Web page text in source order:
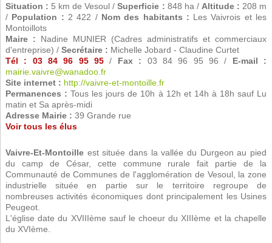
Situation : 5 km de Vesoul /Superficie : 848 ha / Altitude : 208 m
/ Population : 2 422 / Nom des habitants : Les Vaivrois et les
Montoillots
Maire : Nadine MUNIER (Cadres administratifs et commerciaux
d'entreprise) / Secrétaire : Michelle Jobard - Claudine Curtet
Tél : 03 84 96 95 95 / Fax : 03 84 96 95 96 / E-mail :
mairie.vaivre@wanadoo.fr
Site internet : http://vaivre-et-montoille.fr
Permanences : Tous les jours de 10h à 12h et 14h à 18h sauf Lu
matin et Sa après-midi
Adresse Mairie : 39 Grande rue
Voir tous les élus
Vaivre-Et-Montoilleest située dans la vallée du Durgeon au pied
du camp de César, cette commune rurale fait partie de la
Communauté de Communes de l'agglomération de Vesoul, la zone
industrielle située en partie sur le territoire regroupe de
nombreuses activités économiques dont principalement les Usines
Peugeot.
L'église date du XVIIIème sauf le choeur du XIIIème et la chapelle
du XVIème.